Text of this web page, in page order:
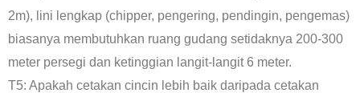
2m), lini lengkap (chipper, pengering, pendingin, pengemas)
biasanya membutuhkan ruang gudang setidaknya 200-300
meter persegi dan ketinggian langit-langit 6 meter.
T5: Apakah cetakan cincin lebih baik daripada cetakan